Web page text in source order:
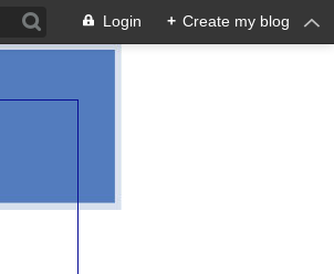
Login + Create my blog